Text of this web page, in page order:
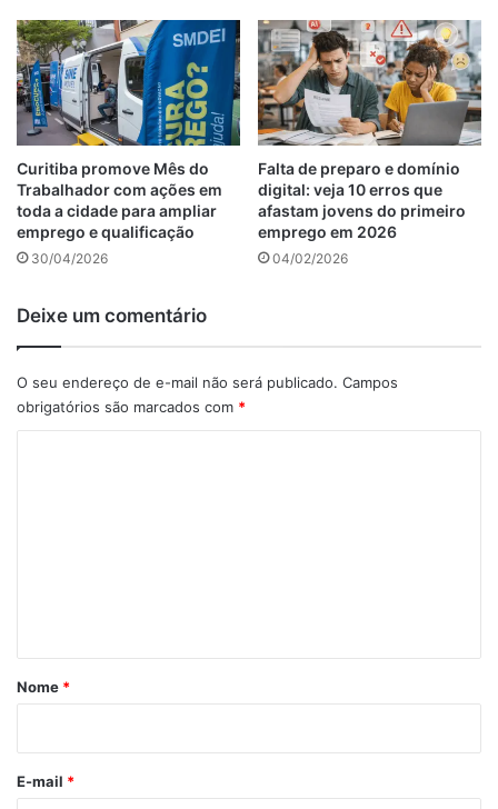
Curitiba promove Mês do
Trabalhador com ações em
toda a cidade para ampliar
emprego e qualificação
30/04/2026
Falta de preparo e domínio
digital: veja 10 erros que
afastam jovens do primeiro
emprego em 2026
04/02/2026
Deixe um comentário
O seu endereço de e-mail não será publicado. Campos
obrigatórios são marcados com *
r
*
Nome *
E-mail *